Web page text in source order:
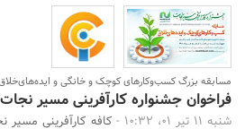
مسابقه بزرگ کسب‌وکارهای کوچک و خانگی و
فراخوان جشنواره کارآفرینی مسیر نجات
شنبه 11 تیر 01، 10:32 -
کافه‌ کارآفرینی مسیر